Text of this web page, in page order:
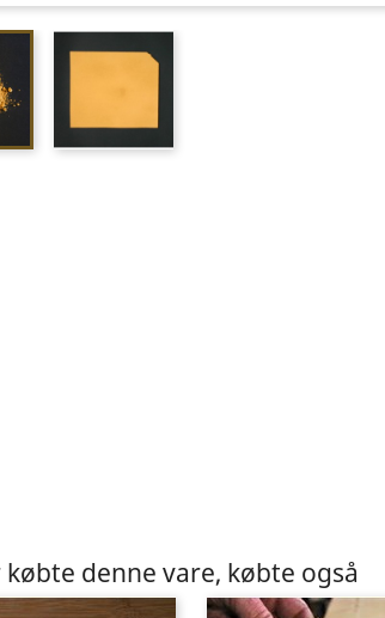
denne vare, købte også